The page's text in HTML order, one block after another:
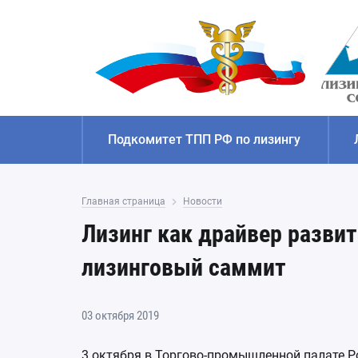
Подкомитет ТПП РФ по лизингу
Главная страница Новости
Лизинг как драйвер
лизинговый саммит
03 октября 2019